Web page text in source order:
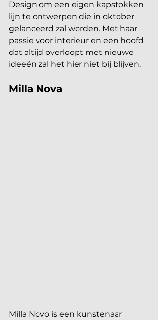
Design om een eigen kapstokken
lijn te ontwerpen die in oktober
gelanceerd zal worden. Met haar
passie voor interieur en een hoofd
dat altijd overloopt met nieuwe
ideeën zal het hier niet bij blijven.
Milla Nova
Milla Novo is een kunstenaar